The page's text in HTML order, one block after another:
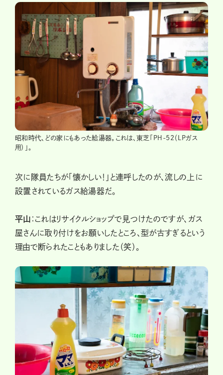
昭和時代、どの家にもあった給湯器。これは、東芝「PH-52（LPガス
用）」。
次に隊員たちが「懐かしい！」と連呼したのが、流しの上に
設置されているガス給湯器だ。
平山 ：これはリサイクルショップで見つけたのですが、ガス
屋さんに取り付けをお願いしたところ、型が古すぎるという
理由で断られたこともありました（笑）。